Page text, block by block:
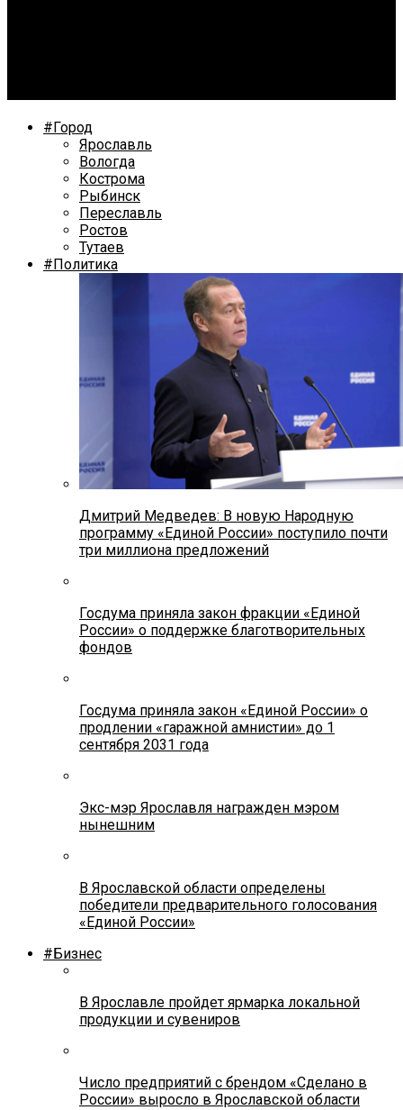
#Город
Ярославль
Вологда
Кострома
Рыбинск
Переславль
Ростов
Тутаев
#Политика
Дмитрий Медведев: В новую Народную
программу «Единой России» поступило почти
три миллиона предложений
Госдума приняла закон фракции «Единой
России» о поддержке благотворительных
фондов
Госдума приняла закон «Единой России» о
продлении «гаражной амнистии» до 1
сентября 2031 года
Экс-мэр Ярославля награжден мэром
нынешним
В Ярославской области определены
победители предварительного голосования
«Единой России»
#Бизнес
В Ярославле пройдет ярмарка локальной
продукции и сувениров
Число предприятий с брендом «Сделано в
России» выросло в Ярославской области